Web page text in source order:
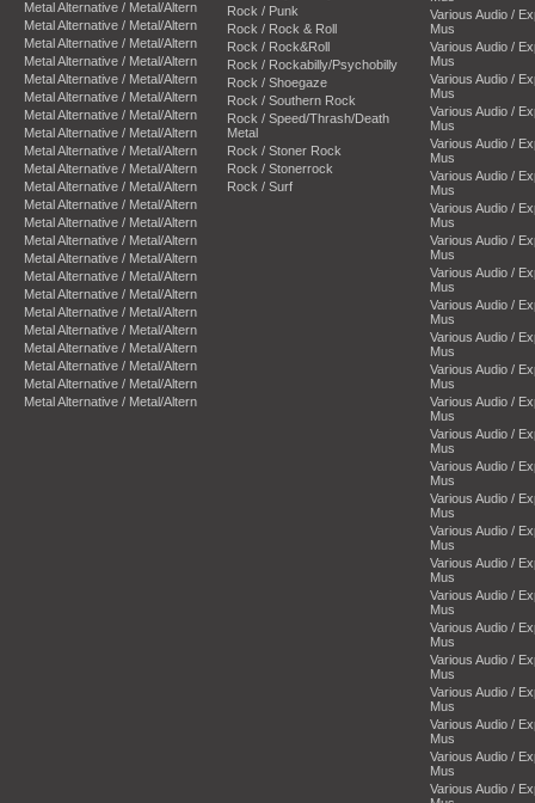
Metal Alternative / Metal/Altern
Metal Alternative / Metal/Altern
Metal Alternative / Metal/Altern
Metal Alternative / Metal/Altern
Metal Alternative / Metal/Altern
Metal Alternative / Metal/Altern
Metal Alternative / Metal/Altern
Metal Alternative / Metal/Altern
Metal Alternative / Metal/Altern
Metal Alternative / Metal/Altern
Metal Alternative / Metal/Altern
Metal Alternative / Metal/Altern
Metal Alternative / Metal/Altern
Metal Alternative / Metal/Altern
Metal Alternative / Metal/Altern
Metal Alternative / Metal/Altern
Metal Alternative / Metal/Altern
Metal Alternative / Metal/Altern
Metal Alternative / Metal/Altern
Metal Alternative / Metal/Altern
Metal Alternative / Metal/Altern
Metal Alternative / Metal/Altern
Metal Alternative / Metal/Altern
Rock / Punk
Rock / Rock & Roll
Rock / Rock&Roll
Rock / Rockabilly/Psychobilly
Rock / Shoegaze
Rock / Southern Rock
Rock / Speed/Thrash/Death
Metal
Rock / Stoner Rock
Rock / Stonerrock
Rock / Surf
Various Audio /
Mus
Various Audio /
Mus
Various Audio /
Mus
Various Audio /
Mus
Various Audio /
Mus
Various Audio /
Mus
Various Audio /
Mus
Various Audio /
Mus
Various Audio /
Mus
Various Audio /
Mus
Various Audio /
Mus
Various Audio /
Mus
Various Audio /
Mus
Various Audio /
Mus
Various Audio /
Mus
Various Audio /
Mus
Various Audio /
Mus
Various Audio /
Mus
Various Audio /
Mus
Various Audio /
Mus
Various Audio /
Mus
Various Audio /
Mus
Various Audio /
Mus
Various Audio /
Mus
Various Audio /